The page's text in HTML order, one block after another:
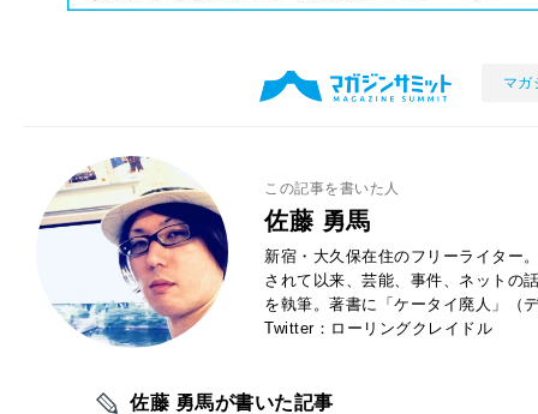
マガ
この記事を書いた人
佐藤 勇馬
新宿・大久保在住のフリーライター
されて以来、芸能、事件、ネットの
を執筆。著書に「ケータイ廃人」（
Twitter：ローリングクレイドル
佐藤 勇馬が書いた記事